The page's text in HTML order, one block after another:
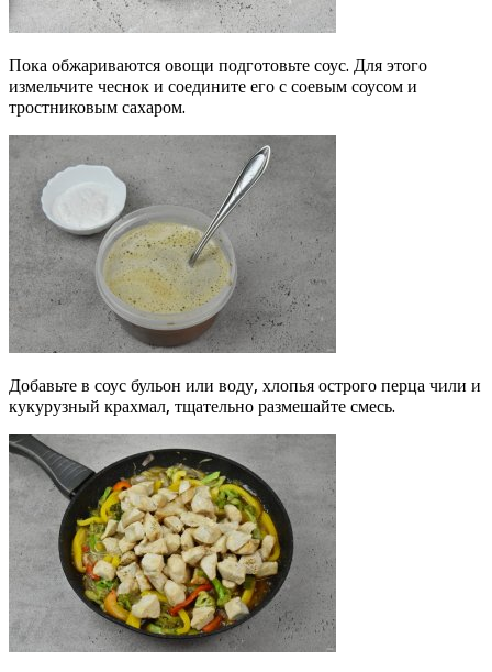
Пока обжариваются овощи подготовьте соус. Для этого
измельчите чеснок и соедините его с соевым соусом и
тростниковым сахаром.
Добавьте в соус бульон или воду, хлопья острого перца чили и
кукурузный крахмал, тщательно размешайте смесь.